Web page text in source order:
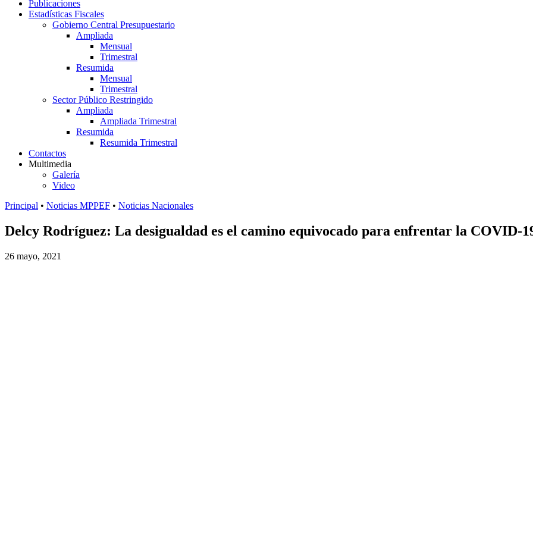
Publicaciones
Estadísticas Fiscales
Gobierno Central Presupuestario
Ampliada
Mensual
Trimestral
Resumida
Mensual
Trimestral
Sector Público Restringido
Ampliada
Ampliada Trimestral
Resumida
Resumida Trimestral
Contactos
Multimedia
Galería
Video
Principal • Noticias MPPEF • Noticias Nacionales
Delcy Rodríguez: La desigualdad es el camino equivocado para enfrentar la COVID-
26 mayo, 2021